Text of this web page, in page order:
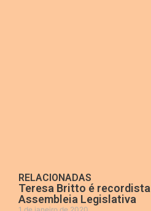
RELACIONADAS
Teresa Britto é
Assembleia Legislativa